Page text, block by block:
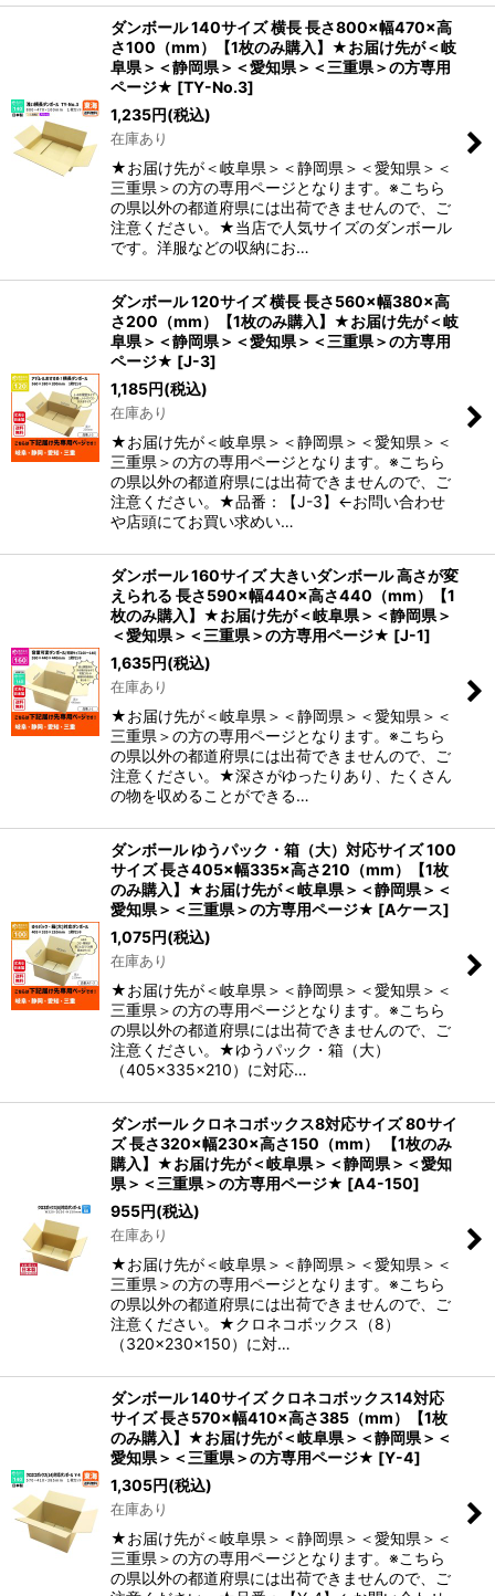
ダンボール 140サイズ 横長 長さ800×幅470×高
さ100（mm）【1枚のみ購入】★お届け先が＜岐
阜県＞＜静岡県＞＜愛知県＞＜三重県＞の方専用
ページ★ [TY-No.3]
1,235円(税込)
在庫あり
★お届け先が＜岐阜県＞＜静岡県＞＜愛知県＞＜
三重県＞の方の専用ページとなります。※こちら
の県以外の都道府県には出荷できませんので、ご
注意ください。★当店で人気サイズのダンボール
です。洋服などの収納にお…
ダンボール 120サイズ 横長 長さ560×幅380×高
さ200（mm）【1枚のみ購入】★お届け先が＜岐
阜県＞＜静岡県＞＜愛知県＞＜三重県＞の方専用
ページ★ [J-3]
1,185円(税込)
在庫あり
★お届け先が＜岐阜県＞＜静岡県＞＜愛知県＞＜
三重県＞の方の専用ページとなります。※こちら
の県以外の都道府県には出荷できませんので、ご
注意ください。★品番：【J-3】←お問い合わせ
や店頭にてお買い求めい…
ダンボール 160サイズ 大きいダンボール 高さが変
えられる 長さ590×幅440×高さ440（mm）【1
枚のみ購入】★お届け先が＜岐阜県＞＜静岡県＞
＜愛知県＞＜三重県＞の方専用ページ★ [J-1]
1,635円(税込)
在庫あり
★お届け先が＜岐阜県＞＜静岡県＞＜愛知県＞＜
三重県＞の方の専用ページとなります。※こちら
の県以外の都道府県には出荷できませんので、ご
注意ください。★深さがゆったりあり、たくさん
の物を収めることができる…
ダンボール ゆうパック・箱（大）対応サイズ 100
サイズ 長さ405×幅335×高さ210（mm）【1枚
のみ購入】★お届け先が＜岐阜県＞＜静岡県＞＜
愛知県＞＜三重県＞の方専用ページ★ [Aケース]
1,075円(税込)
在庫あり
★お届け先が＜岐阜県＞＜静岡県＞＜愛知県＞＜
三重県＞の方の専用ページとなります。※こちら
の県以外の都道府県には出荷できませんので、ご
注意ください。★ゆうパック・箱（大）
（405×335×210）に対応…
ダンボール クロネコボックス8対応サイズ 80サイ
ズ 長さ320×幅230×高さ150（mm） 【1枚のみ
購入】★お届け先が＜岐阜県＞＜静岡県＞＜愛知
県＞＜三重県＞の方専用ページ★ [A4-150]
955円(税込)
在庫あり
★お届け先が＜岐阜県＞＜静岡県＞＜愛知県＞＜
三重県＞の方の専用ページとなります。※こちら
の県以外の都道府県には出荷できませんので、ご
注意ください。★クロネコボックス（8）
（320×230×150）に対…
ダンボール 140サイズ クロネコボックス14対応
サイズ 長さ570×幅410×高さ385（mm）【1枚
のみ購入】★お届け先が＜岐阜県＞＜静岡県＞＜
愛知県＞＜三重県＞の方専用ページ★ [Y-4]
1,305円(税込)
在庫あり
★お届け先が＜岐阜県＞＜静岡県＞＜愛知県＞＜
三重県＞の方の専用ページとなります。※こちら
の県以外の都道府県には出荷できませんので、ご